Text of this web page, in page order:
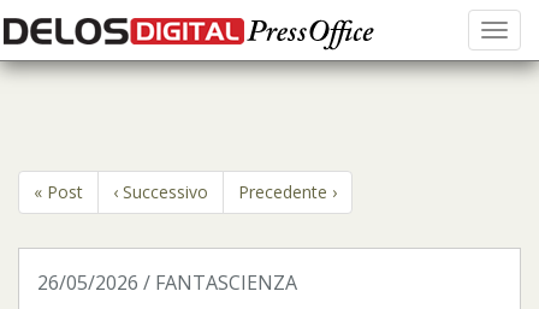
Menu
« Post ‹ Successivo Precedente ›
26/05/2026 / FANTASCIENZA